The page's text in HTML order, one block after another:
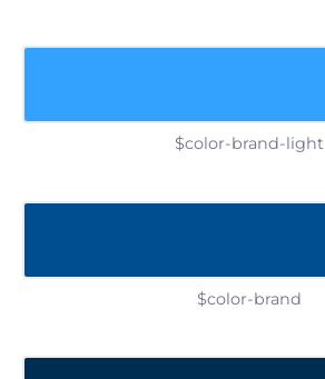
$color-brand-light
$color-brand